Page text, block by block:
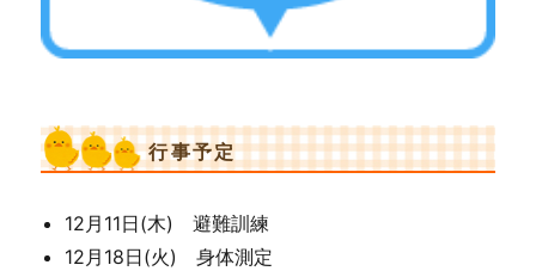
行事予定
12月11日(木) 避難訓練
12月18日(火) 身体測定